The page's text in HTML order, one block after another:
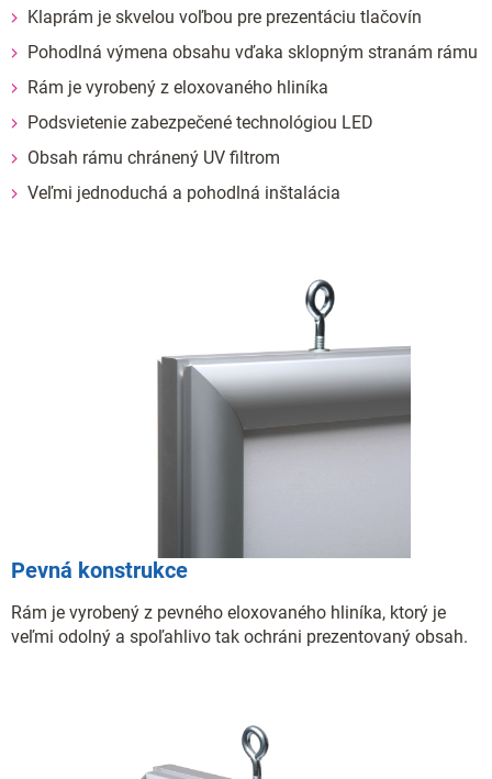
Klaprám je skvelou voľbou pre prezentáciu tlačovín
Pohodlná výmena obsahu vďaka sklopným stranám rámu
Rám je vyrobený z eloxovaného hliníka
Podsvietenie zabezpečené technológiou LED
Obsah rámu chránený UV filtrom
Veľmi jednoduchá a pohodlná inštalácia
Pevná konstrukce
Rám je vyrobený z pevného eloxovaného hliníka, ktorý je
veľmi odolný a spoľahlivo tak ochráni prezentovaný obsah.